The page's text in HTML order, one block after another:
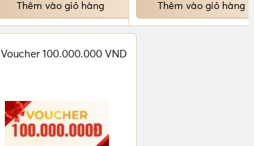
Thêm vào giỏ hàng Thêm vào giỏ hàng
Voucher 100.000.000 VND